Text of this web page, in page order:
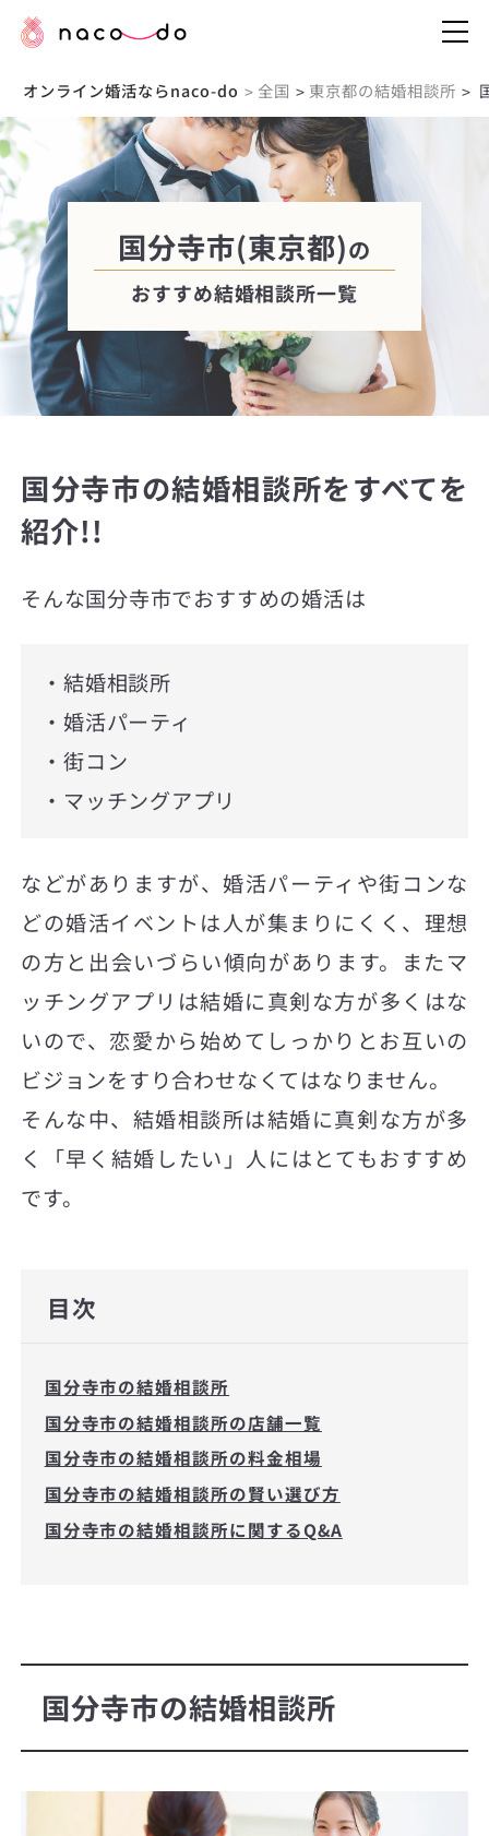
オンライン婚活ならnaco-do > 全国 > 東京都の結婚相談所 >
国分寺市(東京都)の
おすすめ結婚相談所一覧
国分寺市の結婚相談所をすべてを
紹介!!
そんな国分寺市でおすすめの婚活は
・結婚相談所
・婚活パーティ
・街コン
・マッチングアプリ
などがありますが、婚活パーティや街コンな
どの婚活イベントは人が集まりにくく、理想
の方と出会いづらい傾向があります。またマ
ッチングアプリは結婚に真剣な方が多くはな
いので、恋愛から始めてしっかりとお互いの
ビジョンをすり合わせなくてはなりません。
そんな中、結婚相談所は結婚に真剣な方が多
く「早く結婚したい」人にはとてもおすすめ
です。
目次
国分寺市の結婚相談所
国分寺市の結婚相談所の店舗一覧
国分寺市の結婚相談所の料金相場
国分寺市の結婚相談所の賢い選び方
国分寺市の結婚相談所に関するQ&A
国分寺市の結婚相談所